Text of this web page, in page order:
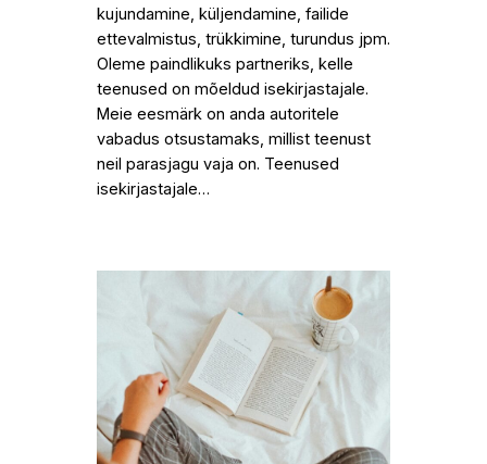
kujundamine, küljendamine, failide
ettevalmistus, trükkimine, turundus jpm.
Oleme paindlikuks partneriks, kelle
teenused on mõeldud isekirjastajale.
Meie eesmärk on anda autoritele
vabadus otsustamaks, millist teenust
neil parasjagu vaja on. Teenused
isekirjastajale…